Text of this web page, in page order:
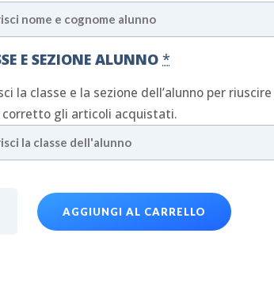
E SEZIONE ALUNNO *
la classe e la sezione dell’alunno per
corretto gli articoli acquistati.
AGGIUNGI AL CARRELLO